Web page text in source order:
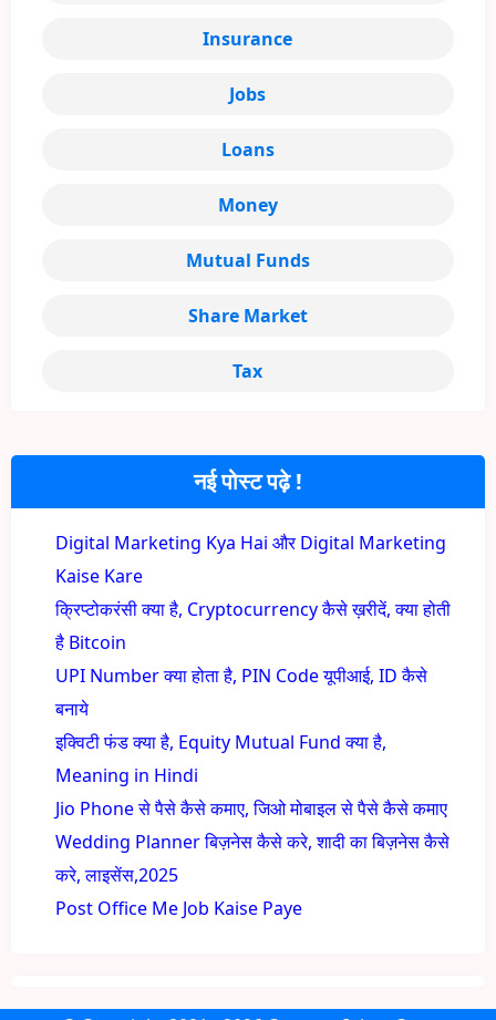
नई पोस्ट पढ़े !
Digital Marketing Kya Hai और Digital Marketing
Kaise Kare
क्रिप्टोकरंसी क्या है, Cryptocurrency कैसे ख़रीदें, क्या होती
है Bitcoin
UPI Number क्या होता है, PIN Code यूपीआई, ID कैसे
बनाये
इक्विटी फंड क्या है, Equity Mutual Fund क्या है,
Meaning in Hindi
Jio Phone से पैसे कैसे कमाए, जिओ मोबाइल से पैसे कैसे कमाए
Wedding Planner बिज़नेस कैसे करे, शादी का बिज़नेस कैसे
करे, लाइसेंस,2025
Post Office Me Job Kaise Paye
Insurance
Jobs
Loans
Money
Mutual Funds
Share Market
Tax